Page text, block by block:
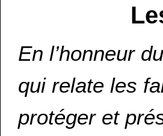
En l’honneur
qui relate les
protéger et